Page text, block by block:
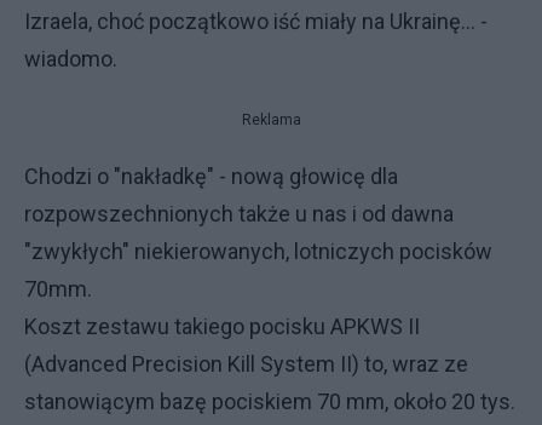
Izraela, choć początkowo iść miały na Ukrainę... -
wiadomo.
Reklama
Chodzi o "nakładkę" - nową głowicę dla
rozpowszechnionych także u nas i od dawna
"zwykłych" niekierowanych, lotniczych pocisków
70mm.
Koszt zestawu takiego pocisku APKWS II
(Advanced Precision Kill System II) to, wraz ze
stanowiącym bazę pociskiem 70 mm, około 20 tys.